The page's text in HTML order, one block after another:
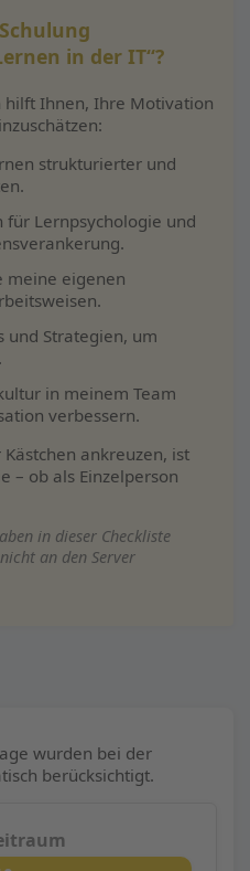
in der IT“?
hilft Ihnen, Ihre Motivation
strukturierter und
für Lernpsychologie und
meine eigenen
und Strategien, um
in meinem Team
verbessern.
ankreuzen, ist
– ob als Einzelperson
in dieser Checkliste
an den Server
wurden bei der
berücksichtigt.